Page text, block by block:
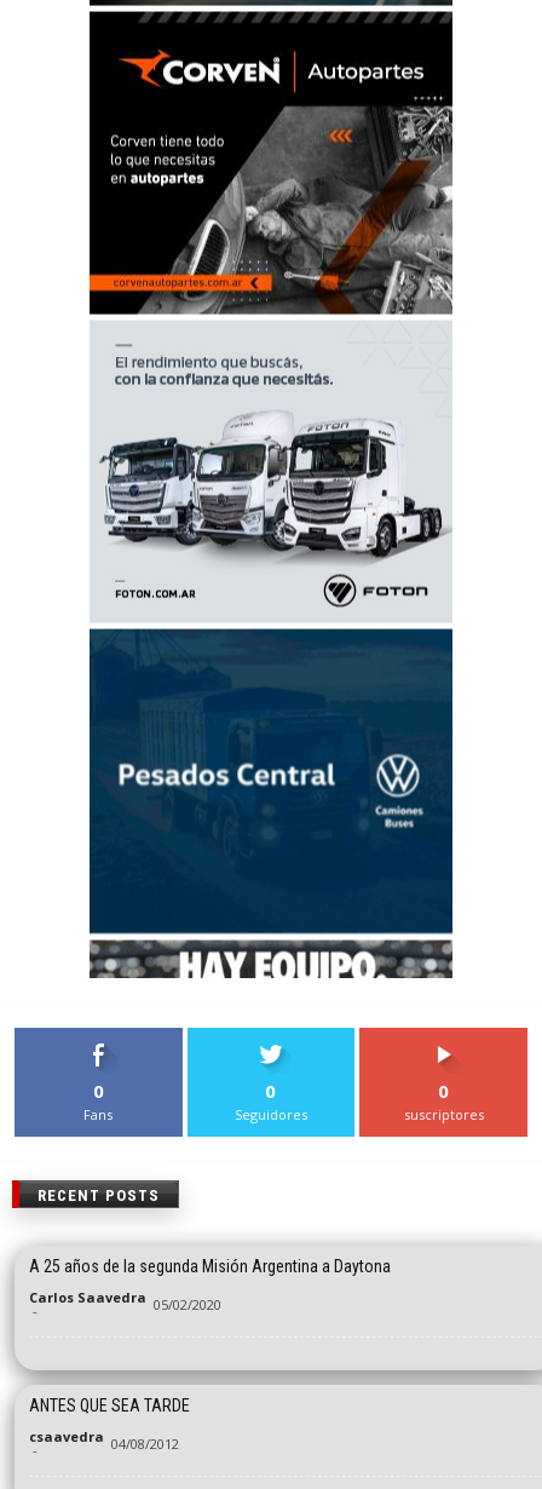
0
Fans
0
Seguidores
0
suscriptores
RECENT POSTS
A 25 años de la segunda Misión Argentina a Daytona
Carlos Saavedra
- 05/02/2020
ANTES QUE SEA TARDE
csaavedra
- 04/08/2012